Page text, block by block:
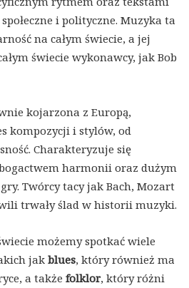
i polityczne. Muzyka ta
na całym świecie, a jej
świecie wykonawcy, jak Bob
kojarzona z Europą,
kompozycji i stylów, od
Charakteryzuje się
harmonii oraz dużym
Twórcy tacy jak Bach, Mozart
trwały ślad w historii muzyki.
możemy spotkać wiele
jakblues, który również ma
a także folklor, który różni